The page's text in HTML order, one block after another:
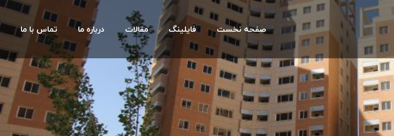
صفحه نخست فایلینگ مقالات درباره ما تماس با ما